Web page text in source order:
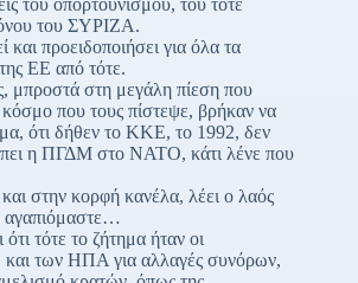
του οπορτουνισμού, του τότε
του ΣΥΡΙΖΑ.
και προειδοποιήσει για όλα τα
ΕΕ από τότε.
μπροστά στη μεγάλη πίεση που
που τους πίστεψε, βρήκαν να
ότι δήθεν το ΚΚΕ, το 1992, δεν
η ΠΓΔΜ στο ΝΑΤΟ, κάτι λένε που
στην κορφή κανέλα, λέει ο λαός
ότι τότε το ζήτημα ήταν οι
των ΗΠΑ για αλλαγές συνόρων,